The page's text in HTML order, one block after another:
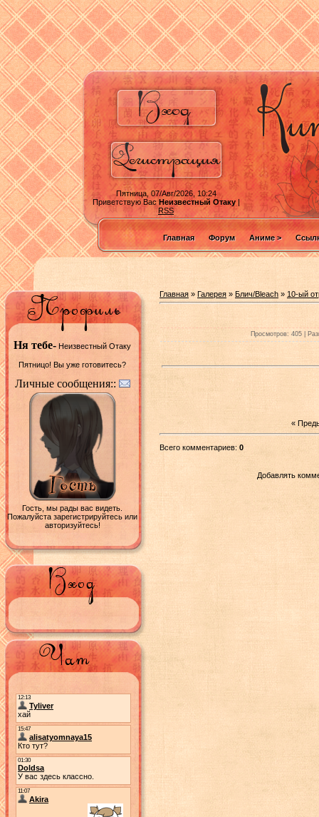
Пятница, 07/Авг/2026, 10:24
Приветствую ВасНеизвестный Отаку|
RSS
Главная Форум Аниме >
Ня тебе- Неизвестный Отаку
Пятницо! Вы уже готовитесь?
Личные сообщения::
Гость, мы рады вас видеть.
Пожалуйста зарегистрируйтесь или
авторизуйтесь!
Главная » Галерея » Блич/Bleach » 10-ый
Просмотров: 405 |
«
Всего комментариев: 0
Добавлять